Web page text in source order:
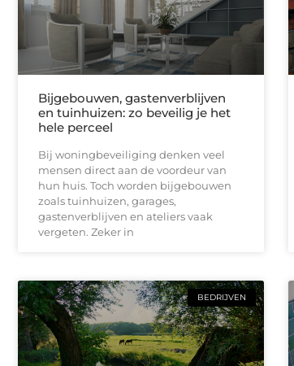
Bijgebouwen, gastenverblijven
en tuinhuizen: zo beveilig je het
hele perceel
Bij woningbeveiliging denken veel
mensen direct aan de voordeur van
hun huis. Toch worden bijgebouwen
zoals tuinhuizen, garages,
gastenverblijven en ateliers vaak
vergeten. Zeker in
BEDRIJVEN